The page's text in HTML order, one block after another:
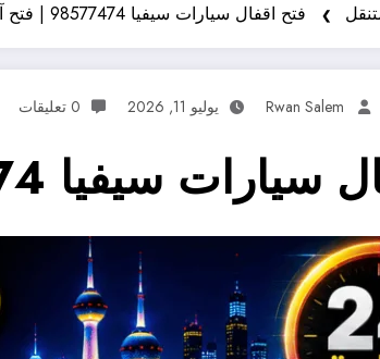
فتح اقفال سيارات سيفيا 98577474 | فتح آمن بدون ضرر
Rwan Salem يوليو 11, 2026 0 تعليقات
سيفيا 98577474 | فتح آمن بدون ضرر